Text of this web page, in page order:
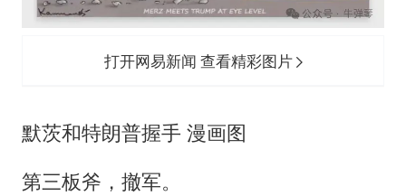
打开网易新闻 查看精彩图片
默茨和特朗普握手 漫画图
第三板斧，撤军。